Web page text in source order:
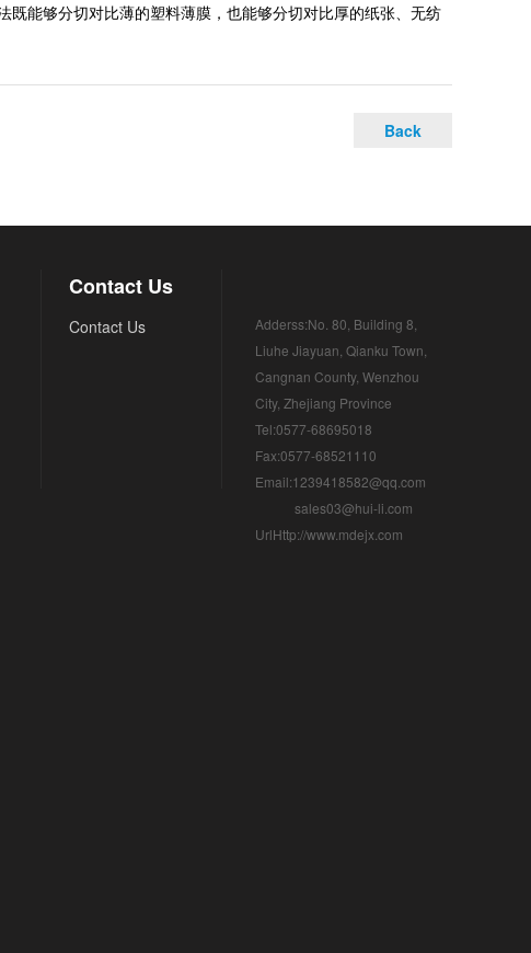
能够分切对比薄的塑料薄膜，也能够分切对比厚的纸张、无纺
Back
Contact Us
Contact Us
Adderss:No. 80, Building 8,
Liuhe Jiayuan, Qianku Town,
Cangnan County, Wenzhou
City, Zhejiang Province
Tel:0577-68695018
Fax:0577-68521110
Email:1239418582@qq.com
sales03@hui-li.com
UrlHttp://www.mdejx.com